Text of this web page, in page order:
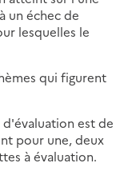
un échec de
lesquelles le
qui figurent
est de
pour une, deux
à évaluation.